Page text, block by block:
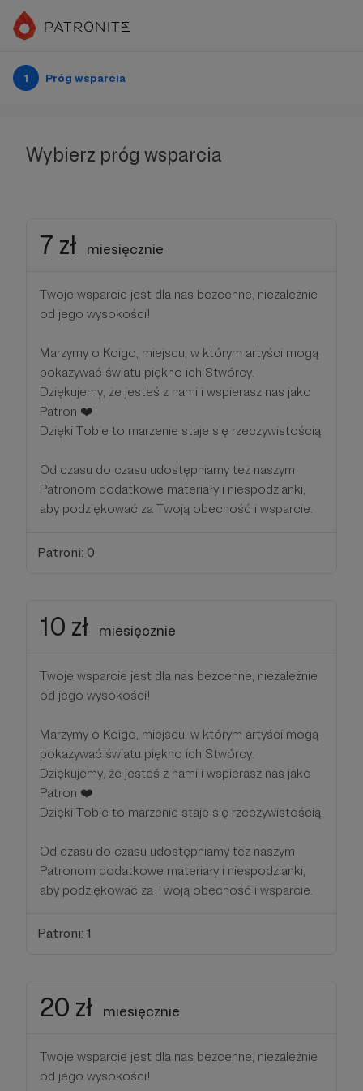
1 Próg wsparcia
Wybierz próg wsparcia
7 zł miesięcznie
Twoje wsparcie jest dla nas bezcenne, niezależnie
od jego wysokości!
Marzymy o Koigo, miejscu, w którym artyści mogą
pokazywać światu piękno ich Stwórcy.
Dziękujemy, że jesteś z nami i wspierasz nas jako
Patron ❤️
Dzięki Tobie to marzenie staje się rzeczywistością.
Od czasu do czasu udostępniamy też naszym
Patronom dodatkowe materiały i niespodzianki,
aby podziękować za Twoją obecność i wsparcie.
Patroni: 0
10 zł miesięcznie
Twoje wsparcie jest dla nas bezcenne, niezależnie
od jego wysokości!
Marzymy o Koigo, miejscu, w którym artyści mogą
pokazywać światu piękno ich Stwórcy.
Dziękujemy, że jesteś z nami i wspierasz nas jako
Patron ❤️
Dzięki Tobie to marzenie staje się rzeczywistością.
Od czasu do czasu udostępniamy też naszym
Patronom dodatkowe materiały i niespodzianki,
aby podziękować za Twoją obecność i wsparcie.
Patroni: 1
20 zł miesięcznie
Twoje wsparcie jest dla nas bezcenne, niezależnie
od jego wysokości!